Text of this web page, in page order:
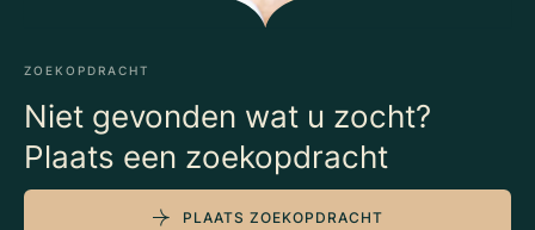
ZOEKOPDRACHT
Niet gevonden wat u zocht?
Plaats een zoekopdracht
PLAATS ZOEKOPDRACHT